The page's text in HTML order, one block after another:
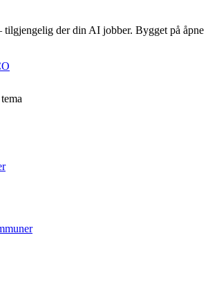
der din AI jobber. Bygget på åpne